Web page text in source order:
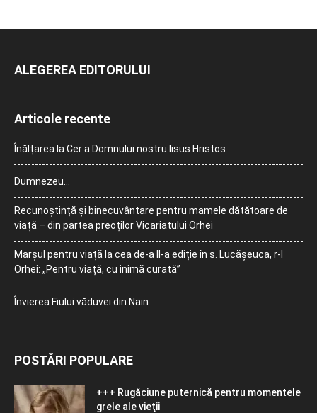
ALEGEREA EDITORULUI
Articole recente
Înălțarea la Cer a Domnului nostru Iisus Hristos
Dumnezeu…
Recunoștință și binecuvântare pentru mamele dătătoare de
viață – din partea preoților Vicariatului Orhei
Marșul pentru viață la cea de-a II-a ediție în s. Lucășeuca, r-l
Orhei: „Pentru viață, cu inimă curată”
Învierea Fiului văduvei din Nain
POSTĂRI POPULARE
+++ Rugăciune puternică pentru momentele
grele ale vieţii